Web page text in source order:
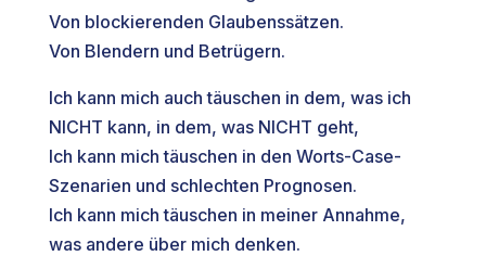
Von blockierenden Glaubenssätzen.
Von Blendern und Betrügern.
Ich kann mich auch täuschen in dem, was ich
NICHT kann, in dem, was NICHT geht,
Ich kann mich täuschen in den Worts-Case-
Szenarien und schlechten Prognosen.
Ich kann mich täuschen in meiner Annahme,
was andere über mich denken.